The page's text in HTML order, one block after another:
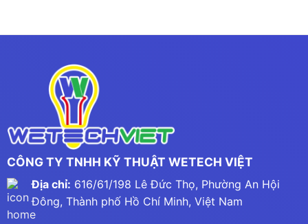
CÔNG TY TNHH KỸ THUẬT WETECH VIỆT
Địa chỉ: 616/61/198 Lê Đức Thọ, Phường An Hội
Đông, Thành phố Hồ Chí Minh, Việt Nam